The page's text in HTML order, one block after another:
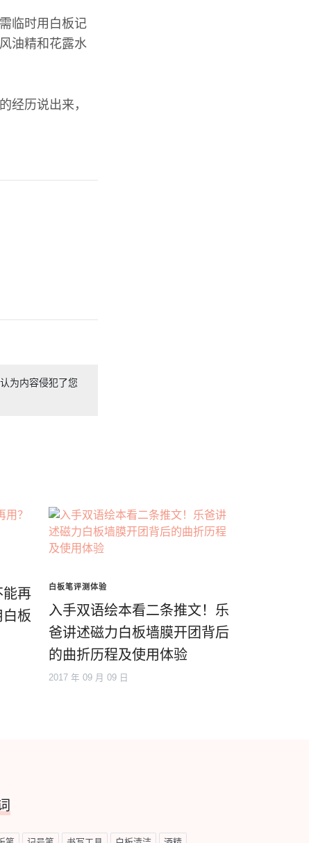
临时用白板记
油精和花露水
经历说出来，
为内容侵犯了您
能再
板
白板笔评测体验
入手双语绘本看二条推文！乐
爸讲述磁力白板墙膜开团背后
的曲折历程及使用体验
2017 年 09 月 09 日